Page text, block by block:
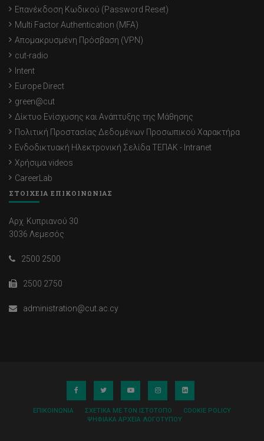
Επανέκδοση Κωδικού (Password Reset)
Multi Factor Authentication (MFA)
Απομακρυσμένη Πρόσβαση (VPN)
cut-radio
Intent
Europe Direct
green@cut
Δίκτυο Ενίσχυσης και Ανάπτυξης της Μάθησης
Πολιτική Προστασίας Δεδομένων Προσωπικού Χαρακτήρα
Ενδοδικτυακή Ηλεκτρονική Σελίδα ΤΕΠΑΚ - Intranet
Χρήσιμα videos
CareerLab
ΣΤΟΙΧΕΙΑ ΕΠΙΚΟΙΝΩΝΙΑΣ
Αρχ. Κυπριανού 30
3036 Λεμεσός
2500 2500
2500 2750
administration@cut.ac.cy
ΕΠΙΚΟΙΝΩΝΊΑ ΣΧΕΤΙΚΆ ΜΕ ΤΟΝ ΙΣΤΌΤΟΠΟ
COOKIE POLICY
ΨΗΦΙΑΚΆ ΑΡΧΕΊΑ ΛΟΓΌΤΥΠΟΥ